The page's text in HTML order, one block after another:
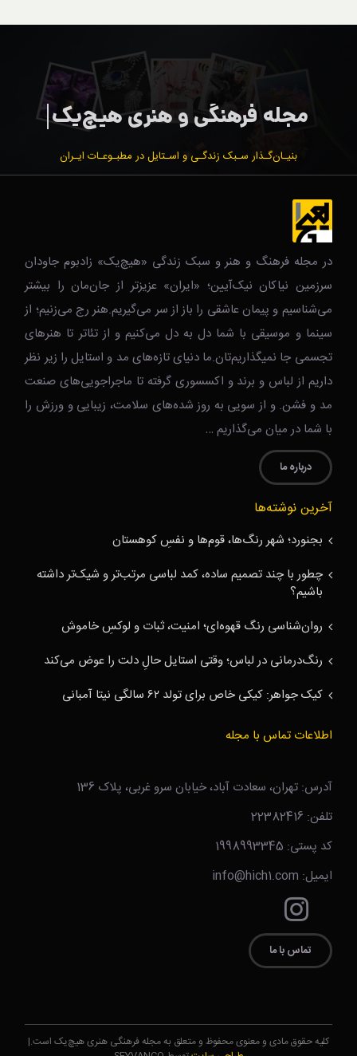
بنیـان‌گـذار سـبک زندگـی و اسـتایل در مطبـوعـات ایـران
در مجله فرهنگ و هنر و سبک زندگی‌ «هیچ‌یک» زادبوم جاودان
سرزمین نیاکان نیک‌‌‌آیین؛ «ایران» عزیزتر از جان‌مان را بیشتر
می‌شناسیم و پیمان عاشقی را باز از سر می‌گیریم.هنر رج می‌زنیم؛ از
سینما و موسیقی با شما دل به دل می‌کنیم و از تئاتر تا هنرهای
تجسمی جا نمیگذاریم‌تان.ما دنیای تازه‌های مد و استایل را زیر نظر
داریم از لباس و برند و اکسسوری گرفته تا ماجراجویی‌های صنعت
مد و فشن. و از سویی به روز شده‌های سلامت، زیبایی و ورزش را
با شما در میان می‌گذاریم …
درباره ما
آخرین نوشته‌ها
بجنورد؛ شهر رنگ‌ها، قوم‌ها و نفسِ کوهستان
چطور با چند تصمیم ساده، کمد لباسی مرتب‌تر و شیک‌تر داشته
باشیم؟
روان‌شناسی رنگ قهوه‌ای؛ امنیت، ثبات و لوکسِ خاموش
رنگ‌درمانی در لباس؛ وقتی استایل حالِ دلت را عوض می‌کند
کیک جواهر: کیکی خاص برای تولد ۶۲ سالگی نیتا آمبانی
اطلاعات تماس با مجله
آدرس: تهران، سعادت آباد، خیابان سرو غربی، پلاک 136
تلفن: 22382416
کد پستی: 1998993345
ایمیل: info@hich1.com
تماس با ما
کلیه حقوق مادی و معنوی محفوظ و متعلق به مجله فرهنگی هنری هیچ‌یک است.|